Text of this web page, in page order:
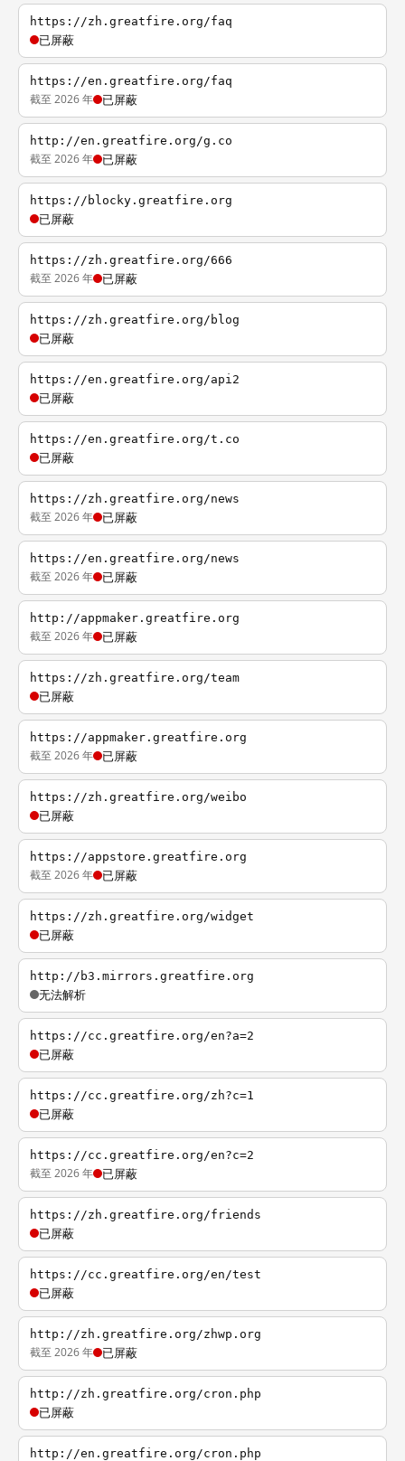
https://zh.greatfire.org/faq
已屏蔽
https://en.greatfire.org/faq
截至 2026 年 已屏蔽
http://en.greatfire.org/g.co
截至 2026 年 已屏蔽
https://blocky.greatfire.org
已屏蔽
https://zh.greatfire.org/666
截至 2026 年 已屏蔽
https://zh.greatfire.org/blog
已屏蔽
https://en.greatfire.org/api2
已屏蔽
https://en.greatfire.org/t.co
已屏蔽
https://zh.greatfire.org/news
截至 2026 年 已屏蔽
https://en.greatfire.org/news
截至 2026 年 已屏蔽
http://appmaker.greatfire.org
截至 2026 年 已屏蔽
https://zh.greatfire.org/team
已屏蔽
https://appmaker.greatfire.org
截至 2026 年 已屏蔽
https://zh.greatfire.org/weibo
已屏蔽
https://appstore.greatfire.org
截至 2026 年 已屏蔽
https://zh.greatfire.org/widget
已屏蔽
http://b3.mirrors.greatfire.org
无法解析
https://cc.greatfire.org/en?a=2
已屏蔽
https://cc.greatfire.org/zh?c=1
已屏蔽
https://cc.greatfire.org/en?c=2
截至 2026 年 已屏蔽
https://zh.greatfire.org/friends
已屏蔽
https://cc.greatfire.org/en/test
已屏蔽
http://zh.greatfire.org/zhwp.org
截至 2026 年 已屏蔽
http://zh.greatfire.org/cron.php
已屏蔽
http://en.greatfire.org/cron.php